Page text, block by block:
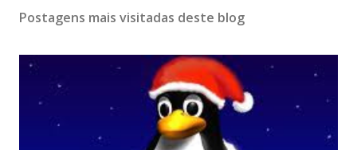
Postagens mais visitadas deste blog